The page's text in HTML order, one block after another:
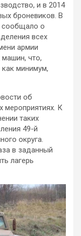
и в 2014
броневиков. В
сообщало о
всех
армии
что,
как минимум,
об
мероприятиях. К
таких
49-й
округа.
в заданный
лагерь